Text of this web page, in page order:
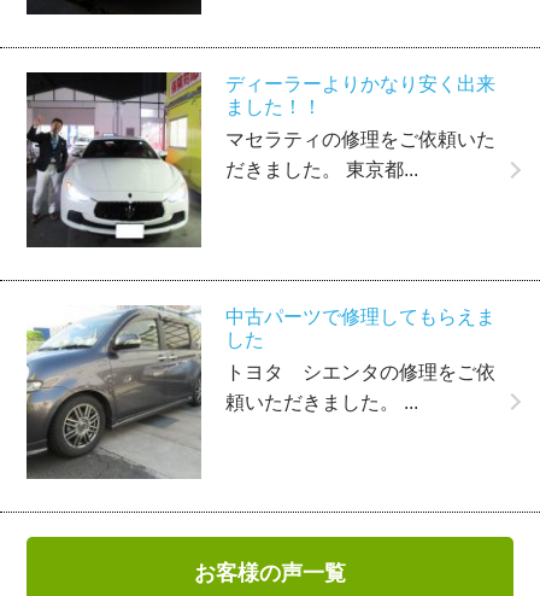
ディーラーよりかなり安く出来
ました！！
マセラティの修理をご依頼いた
だきました。 東京都...
中古パーツで修理してもらえま
した
トヨタ シエンタの修理をご依
頼いただきました。 ...
お客様の声一覧